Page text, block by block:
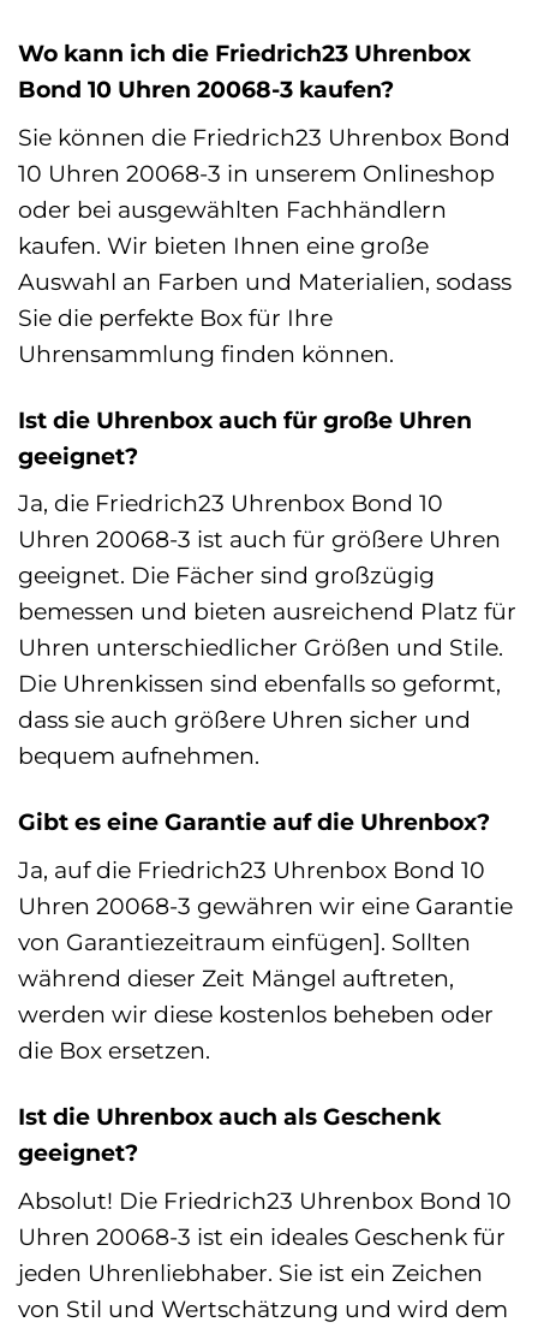
Wo kann ich die Friedrich23 Uhrenbox
Bond 10 Uhren 20068-3 kaufen?
Sie können die Friedrich23 Uhrenbox Bond
10 Uhren 20068-3 in unserem Onlineshop
oder bei ausgewählten Fachhändlern
kaufen. Wir bieten Ihnen eine große
Auswahl an Farben und Materialien, sodass
Sie die perfekte Box für Ihre
Uhrensammlung finden können.
Ist die Uhrenbox auch für große Uhren
geeignet?
Ja, die Friedrich23 Uhrenbox Bond 10
Uhren 20068-3 ist auch für größere Uhren
geeignet. Die Fächer sind großzügig
bemessen und bieten ausreichend Platz für
Uhren unterschiedlicher Größen und Stile.
Die Uhrenkissen sind ebenfalls so geformt,
dass sie auch größere Uhren sicher und
bequem aufnehmen.
Gibt es eine Garantie auf die Uhrenbox?
Ja, auf die Friedrich23 Uhrenbox Bond 10
Uhren 20068-3 gewähren wir eine Garantie
von Garantiezeitraum einfügen]. Sollten
während dieser Zeit Mängel auftreten,
werden wir diese kostenlos beheben oder
die Box ersetzen.
Ist die Uhrenbox auch als Geschenk
geeignet?
Absolut! Die Friedrich23 Uhrenbox Bond 10
Uhren 20068-3 ist ein ideales Geschenk für
jeden Uhrenliebhaber. Sie ist ein Zeichen
von Stil und Wertschätzung und wird dem